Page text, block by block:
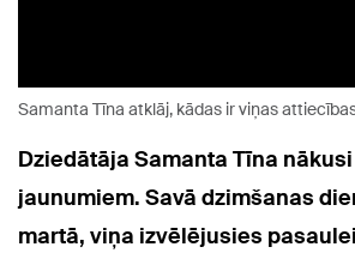
Samanta Tīna atklāj, kādas ir viņas
Dziedātāja Samanta Tīna
jaunumiem. Savā dzimšanas
martā, viņa izvēlējusies